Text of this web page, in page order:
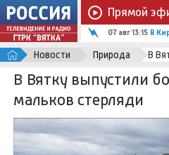
Прямой
07 авг 13:15 В
Новости Природа В
В Вятку выпустили
мальков стерляди